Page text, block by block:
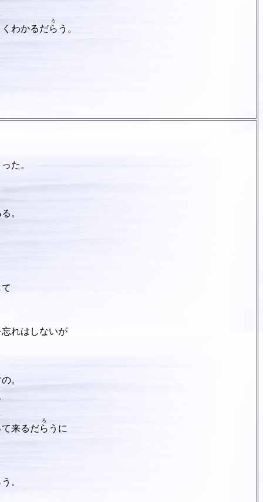
わかるだら
ろ
う。
た。
る。
れはしないが
の。
来るだら
ろ
うに
う。